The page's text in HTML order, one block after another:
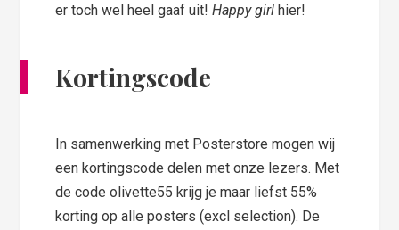
er toch wel heel gaaf uit!Happy girl hier!
Kortingscode
In samenwerking met Posterstore mogen wij
een kortingscode delen met onze lezers. Met
de code olivette55 krijg je maar liefst 55%
korting op alle posters (excl selection). De